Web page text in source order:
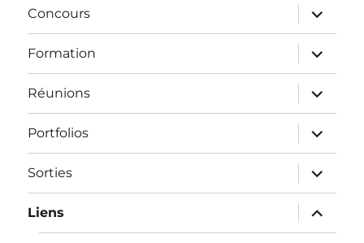
Concours
ouvrir
le
sous-
menu
Formation
ouvrir
le
sous-
menu
Réunions
ouvrir
le
sous-
menu
Portfolios
ouvrir
le
sous-
menu
Sorties
ouvrir
le
sous-
menu
Liens
ouvrir
le
sous-